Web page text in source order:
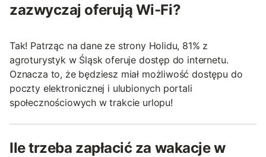
zazwyczaj oferują Wi-Fi?
Tak! Patrząc na dane ze strony Holidu, 81% z
agroturystyk w Śląsk oferuje dostęp do internetu.
Oznacza to, że będziesz miał możliwość dostępu do
poczty elektronicznej i ulubionych portali
społecznościowych w trakcie urlopu!
Ile trzeba zapłacić za wakacje w